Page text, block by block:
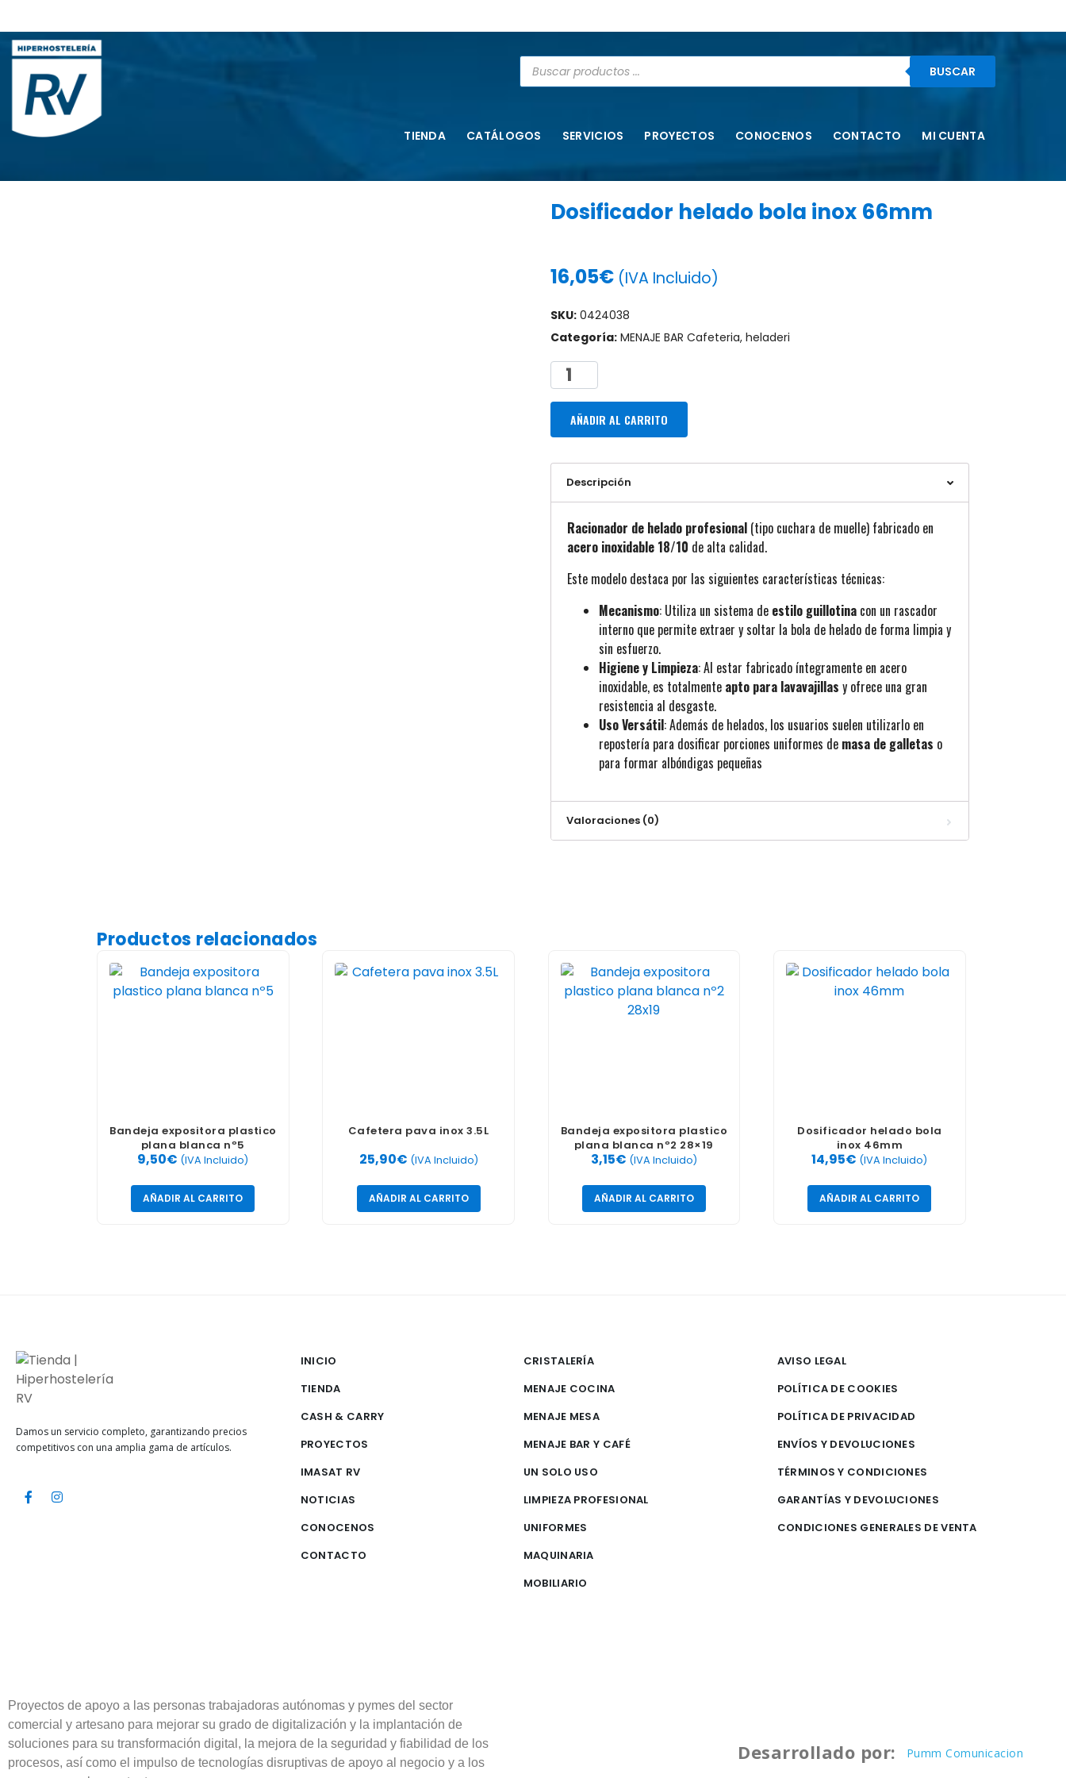
BUSCAR
TIENDA CATÁLOGOS SERVICIOS PROYECTOS CONOCENOS CONTACTO MI CUENTA
Dosificador helado bola inox 66mm
16,05€ (IVA Incluido)
SKU: 0424038
Categoría: MENAJE BAR Cafeteria, heladeri
AÑADIR AL CARRITO
Descripción
Racionador de helado profesional (tipo cuchara de muelle) fabricado en
acero inoxidable 18/10 de alta calidad.
Este modelo destaca por las siguientes características técnicas:
Mecanismo: Utiliza un sistema de estilo guillotina con un rascador
interno que permite extraer y soltar la bola de helado de forma limpia y
sin esfuerzo.
Higiene y Limpieza: Al estar fabricado íntegramente en acero
inoxidable, es totalmente apto para lavavajillas y ofrece una gran
resistencia al desgaste.
Uso Versátil: Además de helados, los usuarios suelen utilizarlo en
repostería para dosificar porciones uniformes de masa de galletas o
para formar albóndigas pequeñas
Valoraciones (0)
Productos relacionados
Bandeja expositora plastico
plana blanca nº5
9,50€ (IVA Incluido)
AÑADIR AL CARRITO
Cafetera pava inox 3.5L
25,90€ (IVA Incluido)
AÑADIR AL CARRITO
Bandeja expositora plastico
plana blanca nº2 28×19
3,15€ (IVA Incluido)
AÑADIR AL CARRITO
Dosificador helado bola
inox 46mm
14,95€ (IVA Incluido)
AÑADIR AL CARRITO
Damos un servicio completo, garantizando precios
competitivos con una amplia gama de artículos.
INICIO
TIENDA
CASH & CARRY
PROYECTOS
IMASAT RV
NOTICIAS
CONOCENOS
CONTACTO
CRISTALERÍA
MENAJE COCINA
MENAJE MESA
MENAJE BAR Y CAFÉ
UN SOLO USO
LIMPIEZA PROFESIONAL
UNIFORMES
MAQUINARIA
MOBILIARIO
AVISO LEGAL
POLÍTICA DE COOKIES
POLÍTICA DE PRIVACIDAD
ENVÍOS Y DEVOLUCIONES
TÉRMINOS Y CONDICIONES
GARANTÍAS Y DEVOLUCIONES
CONDICIONES GENERALES DE VENTA
Proyectos de apoyo a las personas trabajadoras autónomas y pymes del sector
comercial y artesano para mejorar su grado de digitalización y la implantación de
soluciones para su transformación digital, la mejora de la seguridad y fiabilidad de los
procesos, así como el impulso de tecnologías disruptivas de apoyo al negocio y a los
Desarrollado por: Pumm Comunicacion